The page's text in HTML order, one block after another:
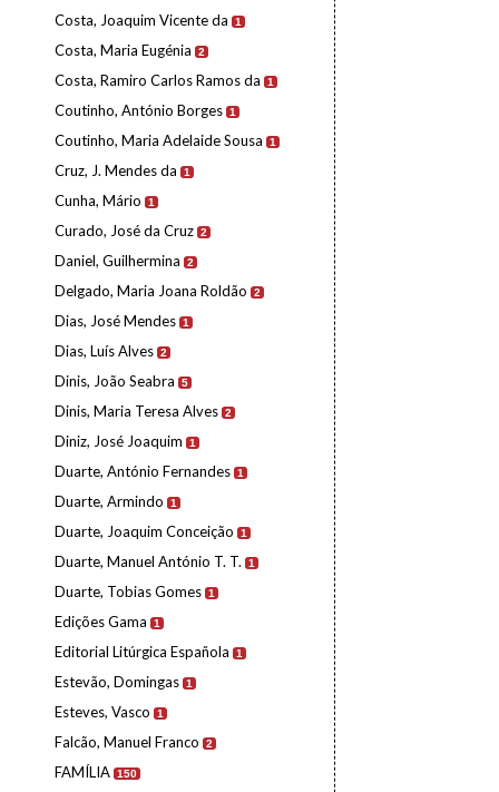
Costa, Joaquim Vicente da 1
Costa, Maria Eugénia 2
Costa, Ramiro Carlos Ramos da 1
Coutinho, António Borges 1
Coutinho, Maria Adelaide Sousa 1
Cruz, J. Mendes da 1
Cunha, Mário 1
Curado, José da Cruz 2
Daniel, Guilhermina 2
Delgado, Maria Joana Roldão 2
Dias, José Mendes 1
Dias, Luís Alves 2
Dinis, João Seabra 5
Dinis, Maria Teresa Alves 2
Diniz, José Joaquim 1
Duarte, António Fernandes 1
Duarte, Armindo 1
Duarte, Joaquim Conceição 1
Duarte, Manuel António T. T. 1
Duarte, Tobias Gomes 1
Edições Gama 1
Editorial Litúrgica Española 1
Estevão, Domingas 1
Esteves, Vasco 1
Falcão, Manuel Franco 2
FAMÍLIA 150